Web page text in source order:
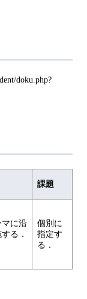
doku.php?
課題
マに沿
る．
個別に
指定す
る．